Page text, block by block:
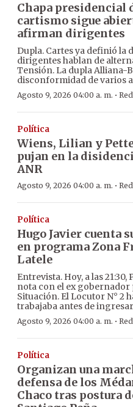
Chapa presidencial
cartismo sigue
afirman dirigentes
Dupla. Cartes ya definió la
dirigentes hablan de
Tensión. La dupla Alliana-
disconformidad de varios
Agosto 9, 2026 04:00 a. m. ·
Política
Wiens, Lilian y
pujan en la
ANR
Agosto 9, 2026 04:00 a. m. ·
Política
Hugo Javier cuenta
en programa Zona
Latele
Entrevista. Hoy, a las
nota con el ex gobernador
Situación. El Locutor N° 2
trabajaba antes de
Agosto 9, 2026 04:00 a. m. ·
Política
Organizan una
defensa de los
Chaco tras postura